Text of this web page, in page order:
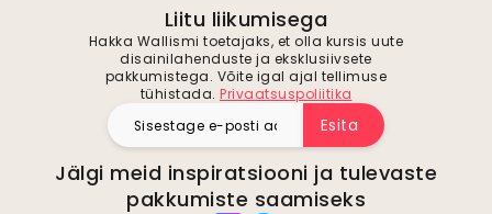
Liitu liikumisega
Hakka Wallismi toetajaks, et olla kursis uute
disainilahenduste ja eksklusiivsete
pakkumistega. Võite igal ajal tellimuse
tühistada. Privaatsuspoliitika
Esita
Jälgi meid inspiratsiooni ja tulevaste
pakkumiste saamiseks